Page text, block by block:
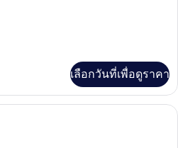
เลือกวันที่เพื่อดูราคา
เครื่องนอนป้องกันสารก่อภูมิแพ้, ตู้นิรภั